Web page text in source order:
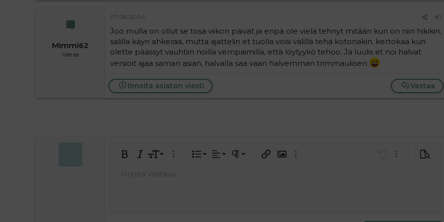
Mimmi62
Vieras
07.08.2004 #7
Joo mulla on ollut se tosa viikon päivät ja enpä ole vielä tehnyt mitään kun on niin hikikin,
salilla käyn ahkeraa, mutta ajattelin et tuolla voisi välillä tehä kotonakin. kertokaa kun
olette päässyt vauhtiin noilla vempaimilla, että löytyykö tehoo. Ja luulis et noi halvat
versioit ajaa saman asian, halvalla saa vaan halvemman trimmauksen
Vastaa
Ilmoita asiaton viesti
LihavoituKursivoitu
Fontin koko
9
10
Laajennettuun editoriin…
Lista
Järjestetty lista
Tasaus
Tasaa vasemmalle
Paragraph format
Normal Lisää hyperlinkki
Lisää kuvaLaajennettuun editoriin… Kumoa
TekstiväriKirjasintyyli
Arial
YliviivaaAlleviivattu
HymiötLisää video/media
LainausLisää taulukko
Tee uudelleen
Poista muotoilu
BBCode-näkymä
Luonnokset
Kirjoita vastaus...